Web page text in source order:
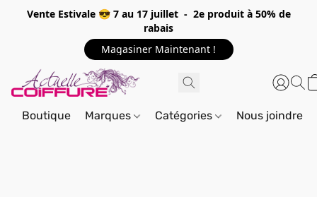
Vente Estivale 😎 7 au 17 juillet - 2e produit à 50% de
rabais
Magasiner Maintenant !
Boutique Marques Catégories Nous joindre